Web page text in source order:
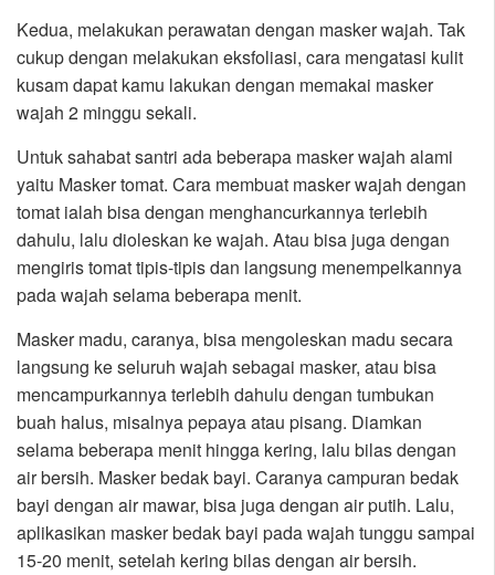
Kedua, melakukan perawatan dengan masker wajah. Tak
cukup dengan melakukan eksfoliasi, cara mengatasi kulit
kusam dapat kamu lakukan dengan memakai masker
wajah 2 minggu sekali.
Untuk sahabat santri ada beberapa masker wajah alami
yaitu Masker tomat. Cara membuat masker wajah dengan
tomat ialah bisa dengan menghancurkannya terlebih
dahulu, lalu dioleskan ke wajah. Atau bisa juga dengan
mengiris tomat tipis-tipis dan langsung menempelkannya
pada wajah selama beberapa menit.
Masker madu, caranya, bisa mengoleskan madu secara
langsung ke seluruh wajah sebagai masker, atau bisa
mencampurkannya terlebih dahulu dengan tumbukan
buah halus, misalnya pepaya atau pisang. Diamkan
selama beberapa menit hingga kering, lalu bilas dengan
air bersih. Masker bedak bayi. Caranya campuran bedak
bayi dengan air mawar, bisa juga dengan air putih. Lalu,
aplikasikan masker bedak bayi pada wajah tunggu sampai
15-20 menit, setelah kering bilas dengan air bersih.